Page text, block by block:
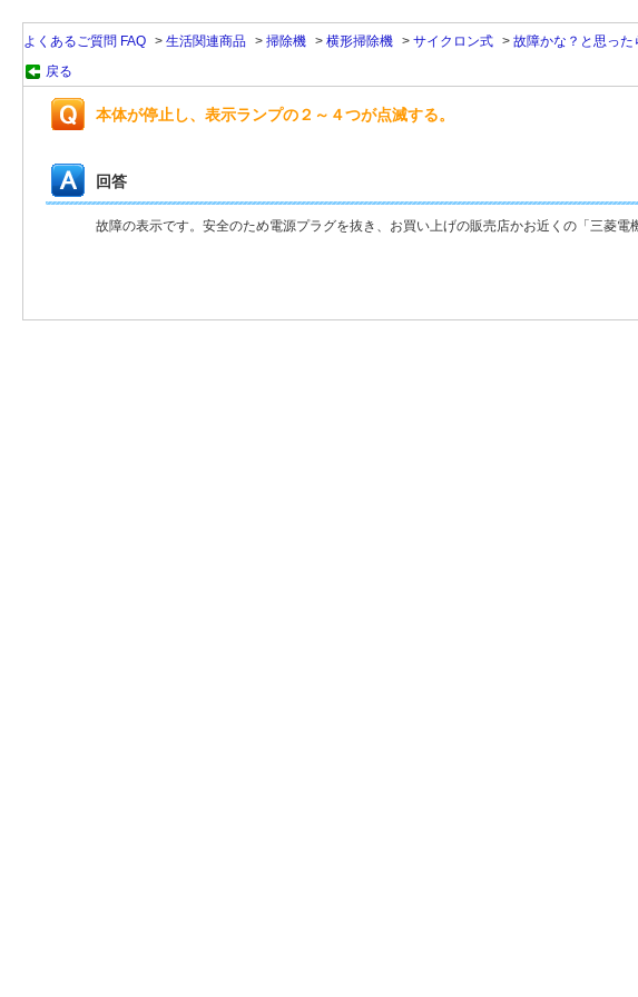
よくあるご質問 FAQ > 生活関連商品 > 掃除機 > 横形掃除機 > サイクロン式 > 故障かな？と思った
戻る
本体が停止し、表示ランプの２～４つが点滅する。
回答
故障の表示です。安全のため電源プラグを抜き、お買い上げの販売店かお近くの「三菱